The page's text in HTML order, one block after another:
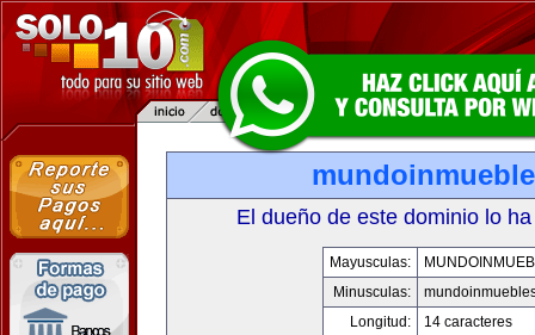
El dueño de este dominio lo
Mayusculas:
Minusculas:
Longitud:
14 caracteres